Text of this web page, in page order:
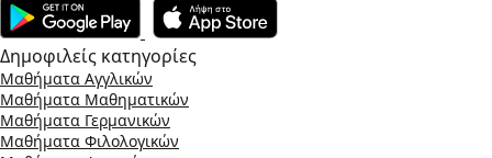
Δημοφιλείς κατηγορίες
Μαθήματα Αγγλικών
Μαθήματα Μαθηματικών
Μαθήματα Γερμανικών
Μαθήματα Φιλολογικών